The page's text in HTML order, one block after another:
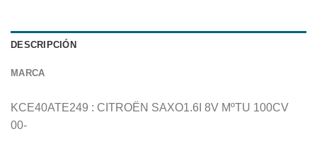
DESCRIPCIÓN
MARCA
KCE40ATE249 : CITROËN SAXO1.6I 8V MºTU 100CV
00-